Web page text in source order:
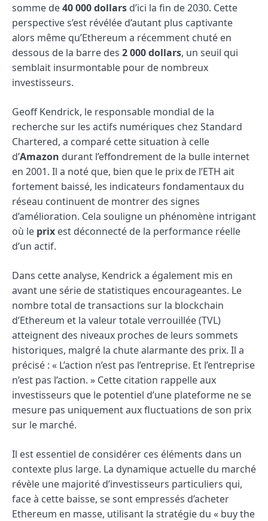
somme de40 000 dollars d’ici la fin de 2030. Cette
perspective s’est révélée d’autant plus captivante
alors même qu’Ethereum a récemment chuté en
dessous de la barre des 2 000 dollars, un seuil qui
semblait insurmontable pour de nombreux
investisseurs.
Geoff Kendrick, le responsable mondial de la
recherche sur les actifs numériques chez Standard
Chartered, a comparé cette situation à celle
d’Amazon durant l’effondrement de la bulle internet
en 2001. Il a noté que, bien que le prix de l’ETH ait
fortement baissé, les indicateurs fondamentaux du
réseau continuent de montrer des signes
d’amélioration. Cela souligne un phénomène intrigant
où le prix est déconnecté de la performance réelle
d’un actif.
Dans cette analyse, Kendrick a également mis en
avant une série de statistiques encourageantes. Le
nombre total de transactions sur la blockchain
d’Ethereum et la valeur totale verrouillée (TVL)
atteignent des niveaux proches de leurs sommets
historiques, malgré la chute alarmante des prix. Il a
précisé : « L’action n’est pas l’entreprise. Et l’entreprise
n’est pas l’action. » Cette citation rappelle aux
investisseurs que le potentiel d’une plateforme ne se
mesure pas uniquement aux fluctuations de son prix
sur le marché.
Il est essentiel de considérer ces éléments dans un
contexte plus large. La dynamique actuelle du marché
révèle une majorité d’investisseurs particuliers qui,
face à cette baisse, se sont empressés d’acheter
Ethereum en masse, utilisant la stratégie du « buy the